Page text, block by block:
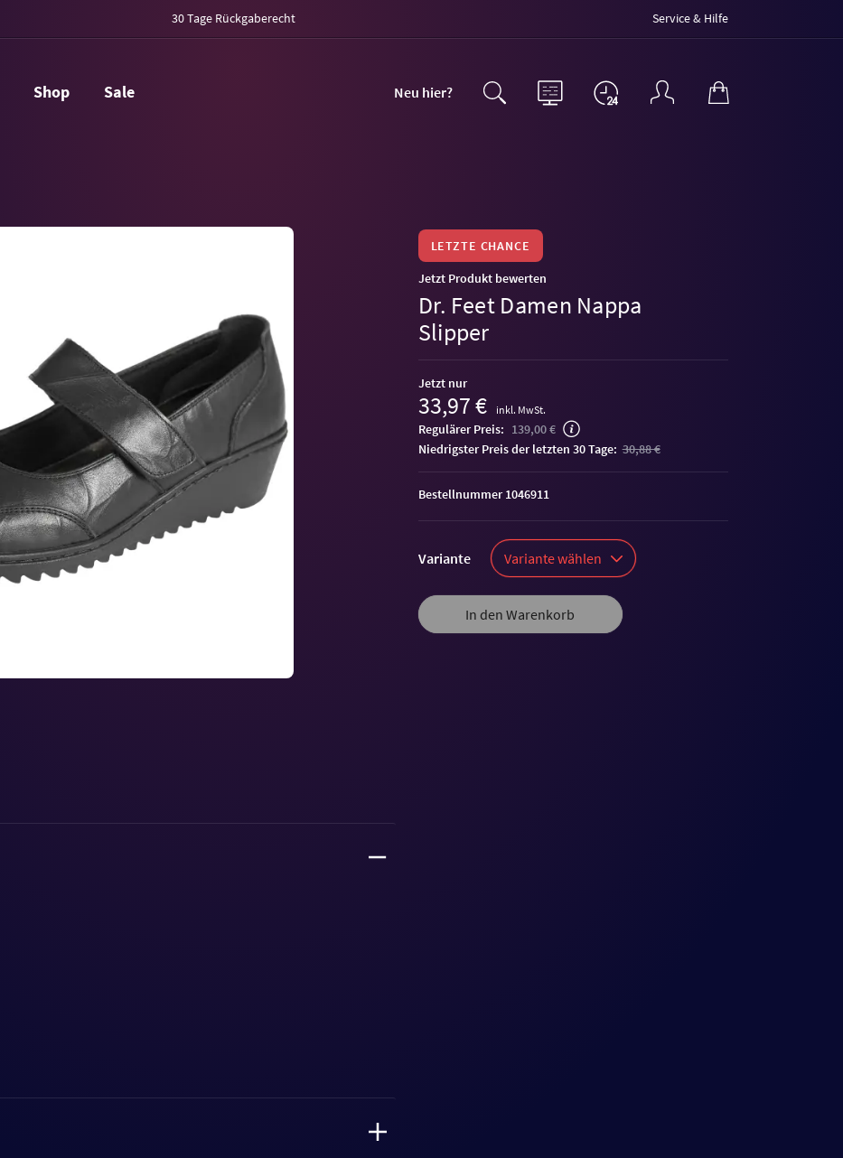
30 Tage Rückgaberecht Service & Hilfe
Shop Sale Neu hier?
LETZTE CHANCE
Jetzt Produkt bewerten
Dr. Feet Damen Nappa
Slipper
Jetzt nur
33,97 € inkl. MwSt.
Regulärer Preis: 139,00 €
niedrigster Preis der letzten 30 Tage: 30,88 €
Variante Variante wählen
In den Warenkorb
Bestellnummer 1046911